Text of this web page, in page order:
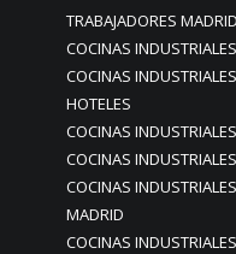
TRABAJADORES MADRID
COCINAS
COCINAS
HOTELES
COCINAS
COCINAS
COCINAS
MADRID
COCINAS